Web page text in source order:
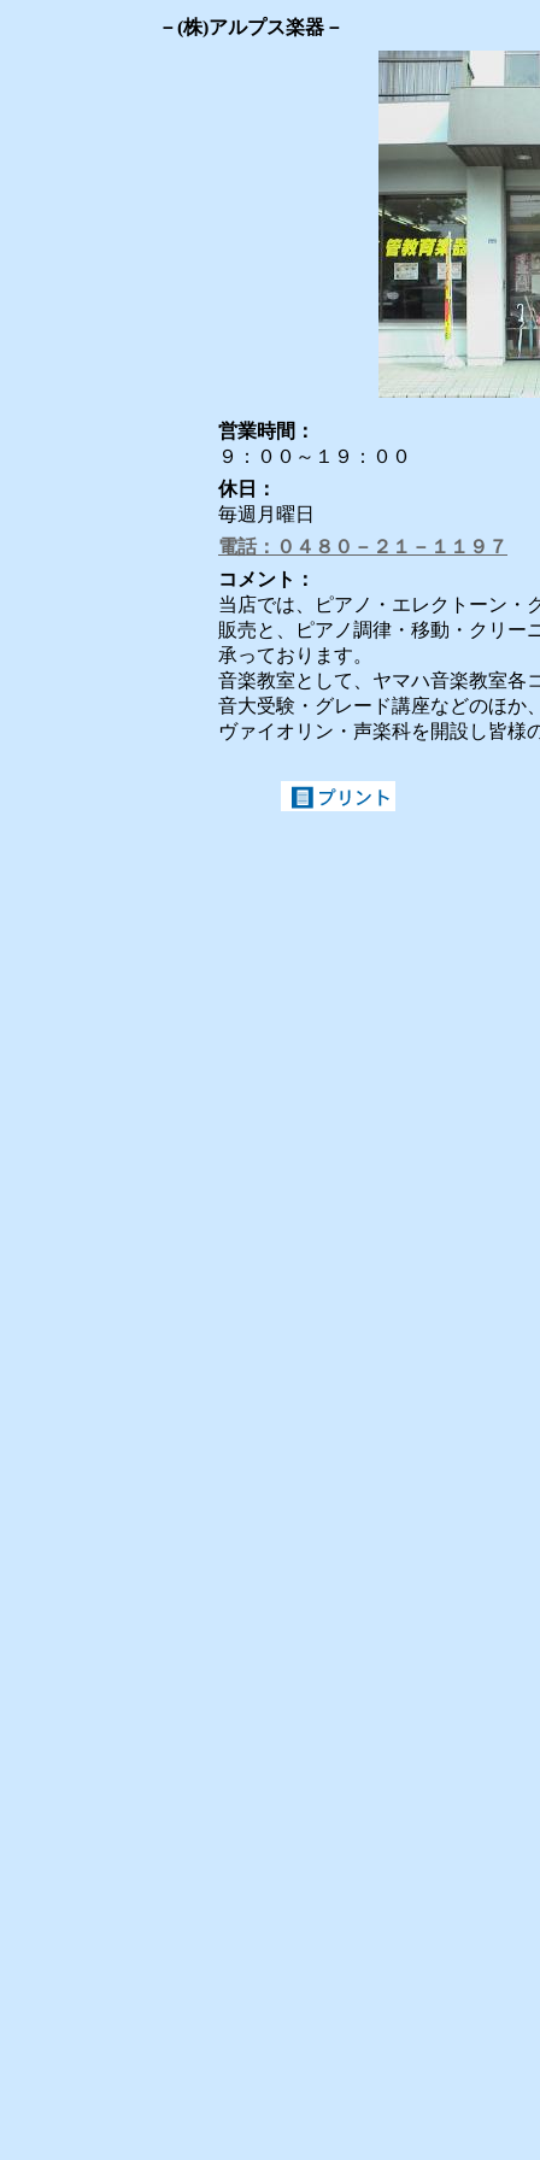
－(株)アルプス楽器－
営業時間：
９：００～１９：００
休日：
毎週月曜日
電話：０４８０－２１－１１９７
コメント：
当店では、ピアノ・エレクトーン・
販売と、ピアノ調律・移動・クリー
承っております。
音楽教室として、ヤマハ音楽教室各
音大受験・グレード講座などのほか
ヴァイオリン・声楽科を開設し皆様